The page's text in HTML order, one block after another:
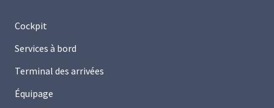
Cockpit
Services à bord
Terminal des arrivées
Équipage